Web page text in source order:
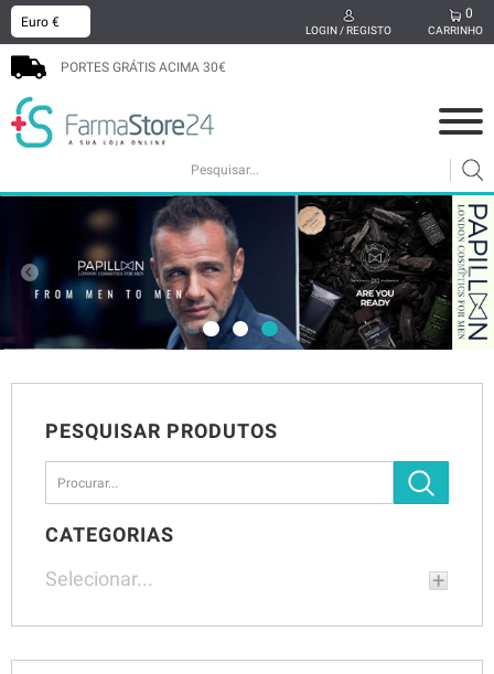
LOGIN / REGISTO CARRINHO
0
PORTES GRÁTIS ACIMA 30€
PESQUISAR PRODUTOS
CATEGORIAS
Selecionar...
x
MAMÃ E BEBÉ
SUPLEMENTOS
CABELO
HIGIENE ORAL
SEXUALIDADE
BEM-ESTAR
MEDICAMENTOS